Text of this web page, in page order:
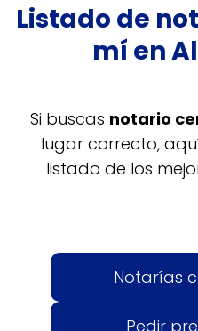
Listado de
mí en
Si buscas notario
lugar correcto,
listado de los
Notarías
Pedir